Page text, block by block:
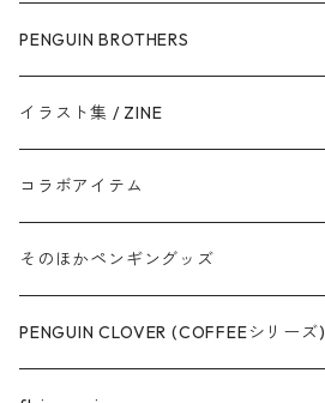
PENGUIN BROTHERS
イラスト集 / ZINE
コラボアイテム
そのほかペンギングッズ
PENGUIN CLOVER (COFFEEシリーズ)